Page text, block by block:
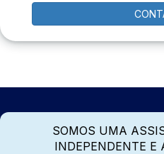
SOMOS UMA
INDEPENDENTE E